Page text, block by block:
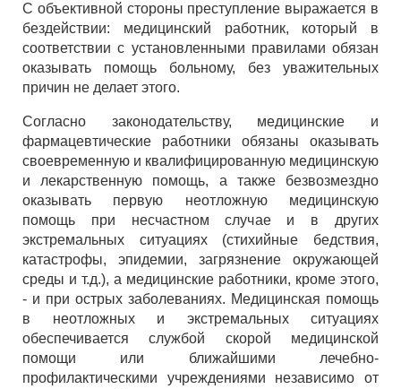
С объективной стороны преступление выражается в
бездействии: медицинский работник, который в
соответствии с установленными правилами обязан
оказывать помощь больному, без уважительных
причин не делает этого.
Согласно законодательству, медицинские и
фармацевтические работники обязаны оказывать
своевременную и квалифицированную медицинскую
и лекарственную помощь, а также безвозмездно
оказывать первую неотложную медицинскую
помощь при несчастном случае и в других
экстремальных ситуациях (стихийные бедствия,
катастрофы, эпидемии, загрязнение окружающей
среды и т.д.), а медицинские работники, кроме этого,
- и при острых заболеваниях. Медицинская помощь
в неотложных и экстремальных ситуациях
обеспечивается службой скорой медицинской
помощи или ближайшими лечебно-
профилактическими учреждениями независимо от